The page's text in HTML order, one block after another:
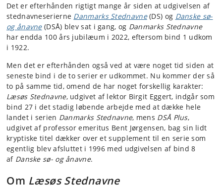
Det er efterhånden rigtigt mange år siden at udgivelsen af
stednavneserierne Danmarks Stednavne(DS) og Danske sø-
og ånavne(DSÅ) blev sat i gang, og Danmarks Stednavne
har endda 100 års jubilæum i 2022, eftersom bind 1 udkom
i 1922.
Men det er efterhånden også ved at være noget tid siden at
seneste bind i de to serier er udkommet. Nu kommer der så
to på samme tid, omend de har noget forskellig karakter:
Læsøs Stednavne, udgivet af lektor Birgit Eggert, indgår som
bind 27 i det stadig løbende arbejde med at dække hele
landet i serien Danmarks Stednavne, mens DSÅ Plus,
udgivet af professor emeritus Bent Jørgensen, bag sin lidt
kryptiske titel dækker over et supplement til en serie som
egentlig blev afsluttet i 1996 med udgivelsen af bind 8
af Danske sø- og ånavne.
Om Læsøs Stednavne